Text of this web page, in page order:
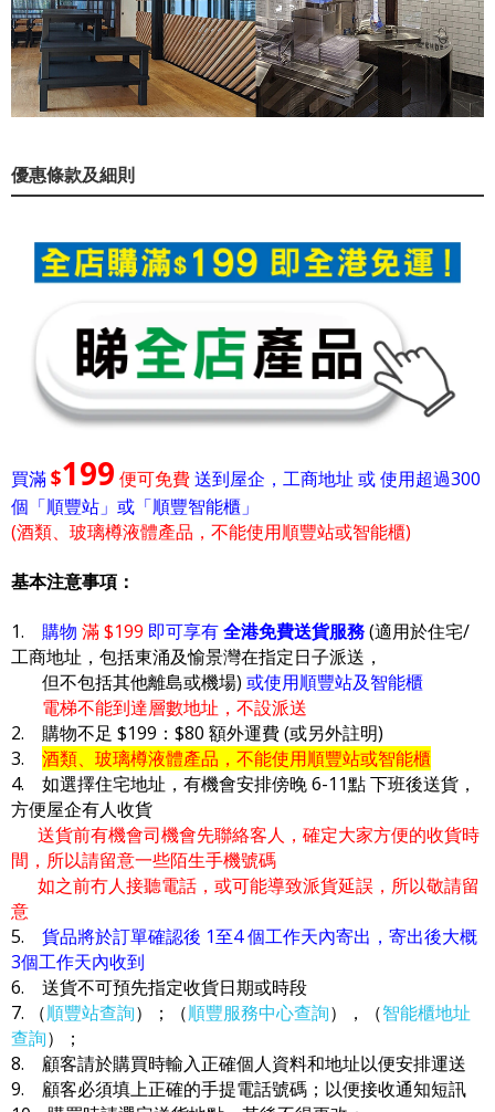
優惠條款及細則
買滿$199 便可免費送到屋企，工商地址 或 使用超過300
個「順豐站」或「順豐智能櫃」
(酒類、玻璃樽液體產品，不能使用順豐站或智能櫃)
基本注意事項：
1. 購物 滿 $199 即可享有全港免費送貨服務(適用於住宅/
工商地址，包括東涌及愉景灣在指定日子派送，
但不包括其他離島或機場) 或使用順豐站及智能櫃
電梯不能到達層數地址，不設派送
2. 購物不足 $199：$80 額外運費 (或另外註明)
3. 酒類、玻璃樽液體產品，不能使用順豐站或智能櫃
4. 如選擇住宅地址，有機會安排傍晚 6-11點 下班後送貨，
方便屋企有人收貨
送貨前有機會司機會先聯絡客人，確定大家方便的收貨時
間，所以請留意一些陌生手機號碼
如之前冇人接聽電話，或可能導致派貨延誤，所以敬請留
意
5. 貨品將於訂單確認後 1至4 個工作天內寄出，寄出後大概
3個工作天內收到
6. 送貨不可預先指定收貨日期或時段
7. （順豐站查詢）；（順豐服務中心查詢），（智能櫃地址
查詢）；
8. 顧客請於購買時輸入正確個人資料和地址以便安排運送
9. 顧客必須填上正確的手提電話號碼；以便接收通知短訊